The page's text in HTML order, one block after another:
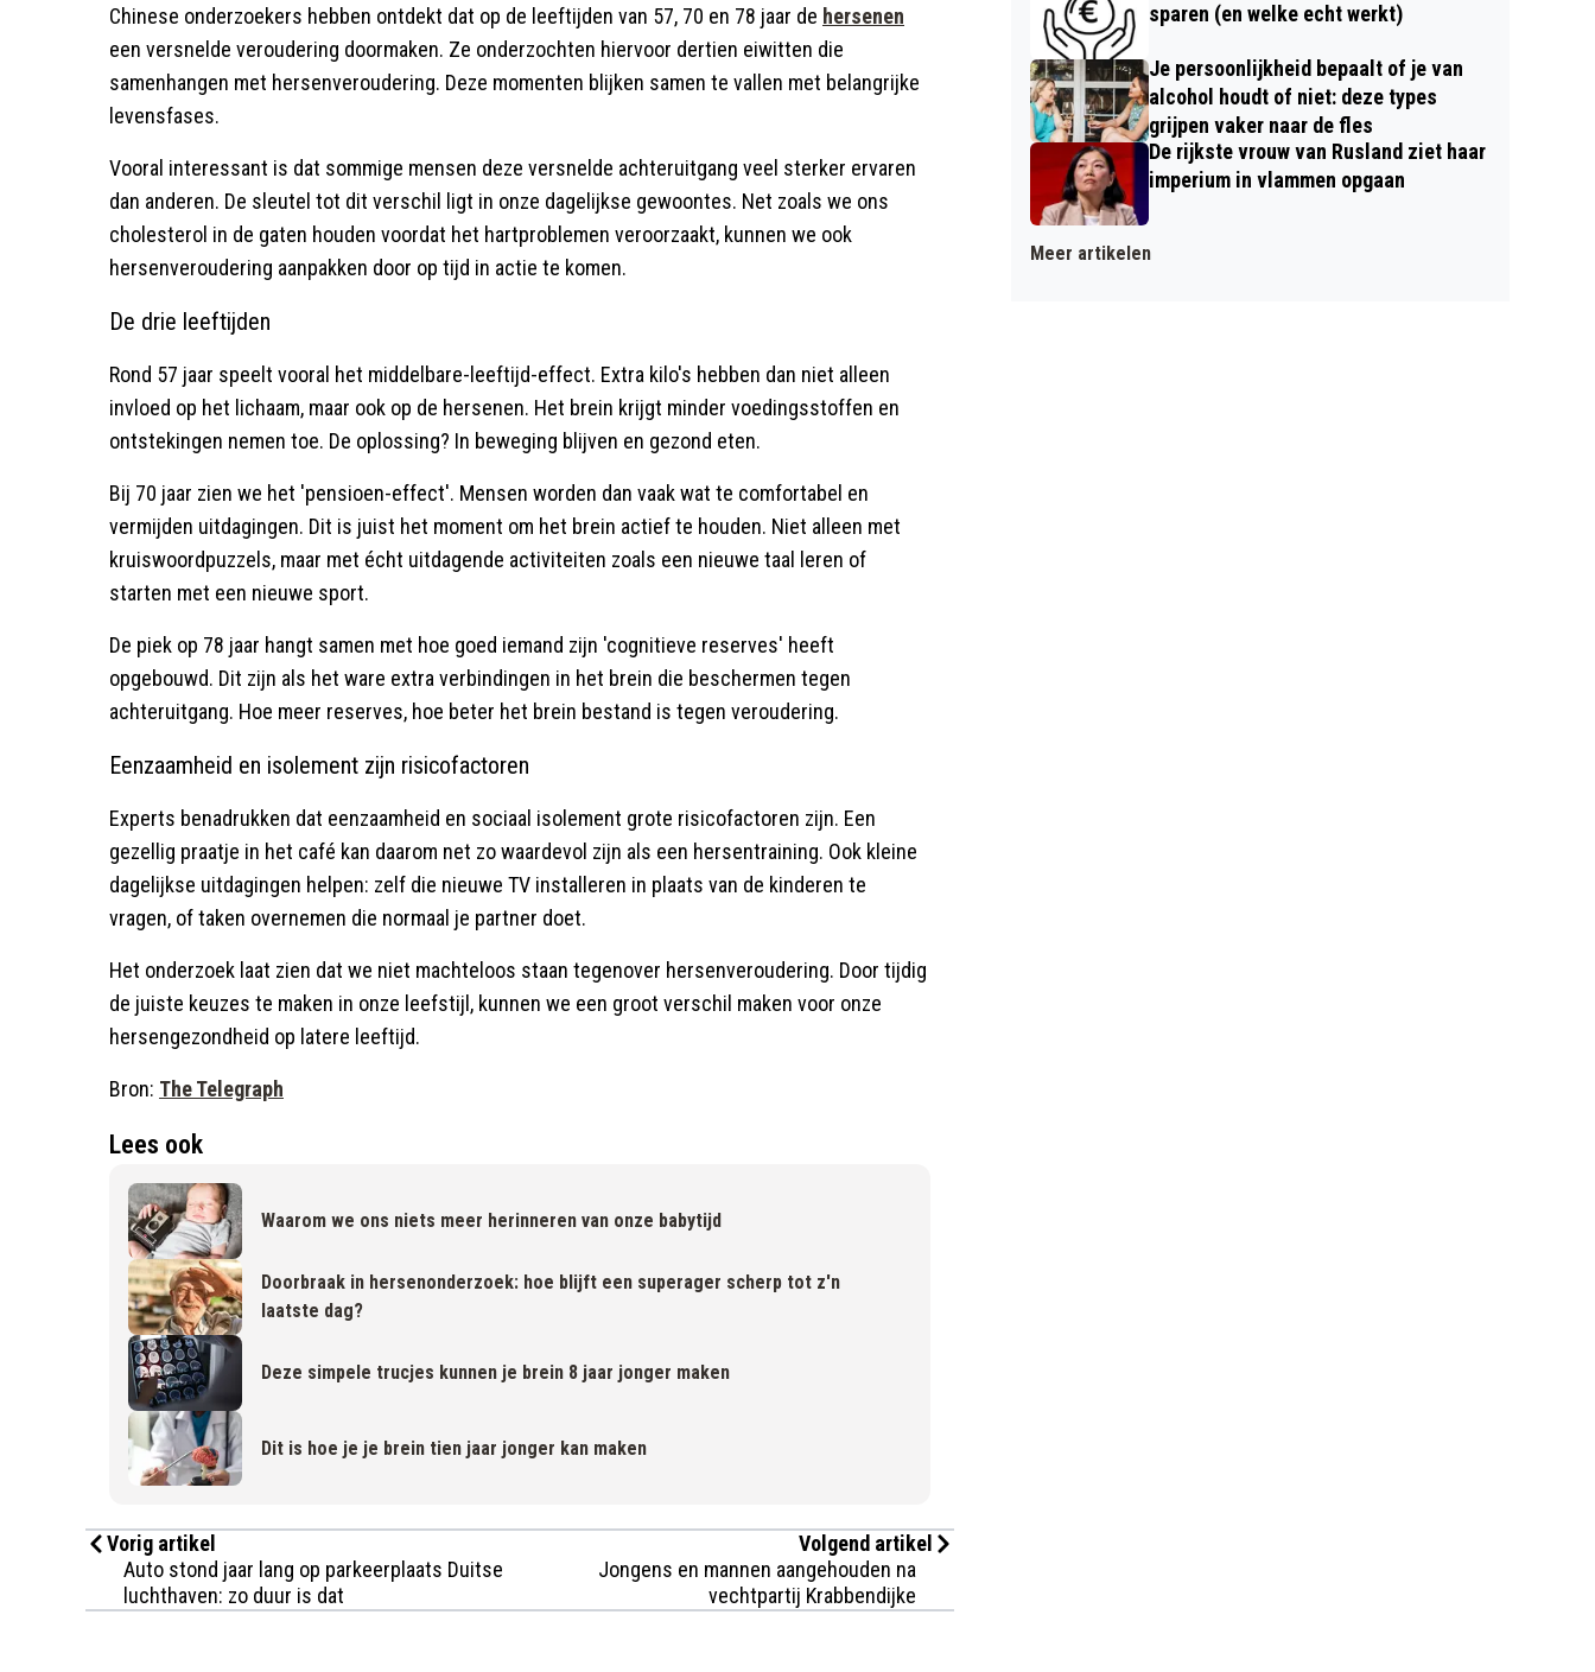
Chinese onderzoekers hebben ontdekt dat op de leeftijden van 57, 70 en 78 jaar de hersenen
een versnelde veroudering doormaken. Ze onderzochten hiervoor dertien eiwitten die
samenhangen met hersenveroudering. Deze momenten blijken samen te vallen met belangrijke
levensfases.
Vooral interessant is dat sommige mensen deze versnelde achteruitgang veel sterker ervaren
dan anderen. De sleutel tot dit verschil ligt in onze dagelijkse gewoontes. Net zoals we ons
cholesterol in de gaten houden voordat het hartproblemen veroorzaakt, kunnen we ook
hersenveroudering aanpakken door op tijd in actie te komen.
De drie leeftijden
Rond 57 jaar speelt vooral het middelbare-leeftijd-effect. Extra kilo's hebben dan niet alleen
invloed op het lichaam, maar ook op de hersenen. Het brein krijgt minder voedingsstoffen en
ontstekingen nemen toe. De oplossing? In beweging blijven en gezond eten.
Bij 70 jaar zien we het 'pensioen-effect'. Mensen worden dan vaak wat te comfortabel en
vermijden uitdagingen. Dit is juist het moment om het brein actief te houden. Niet alleen met
kruiswoordpuzzels, maar met écht uitdagende activiteiten zoals een nieuwe taal leren of
starten met een nieuwe sport.
De piek op 78 jaar hangt samen met hoe goed iemand zijn 'cognitieve reserves' heeft
opgebouwd. Dit zijn als het ware extra verbindingen in het brein die beschermen tegen
achteruitgang. Hoe meer reserves, hoe beter het brein bestand is tegen veroudering.
Eenzaamheid en isolement zijn risicofactoren
Experts benadrukken dat eenzaamheid en sociaal isolement grote risicofactoren zijn. Een
gezellig praatje in het café kan daarom net zo waardevol zijn als een hersentraining. Ook kleine
dagelijkse uitdagingen helpen: zelf die nieuwe TV installeren in plaats van de kinderen te
vragen, of taken overnemen die normaal je partner doet.
Het onderzoek laat zien dat we niet machteloos staan tegenover hersenveroudering. Door tijdig
de juiste keuzes te maken in onze leefstijl, kunnen we een groot verschil maken voor onze
hersengezondheid op latere leeftijd.
Bron: The Telegraph
Lees ook
Waarom we ons niets meer herinneren van onze babytijd
Doorbraak in hersenonderzoek: hoe blijft een superager scherp tot z'n
laatste dag?
Deze simpele trucjes kunnen je brein 8 jaar jonger maken
Dit is hoe je je brein tien jaar jonger kan maken
Vorig artikel
Auto stond jaar lang op parkeerplaats Duitse
luchthaven: zo duur is dat
Volgend artikel
Jongens en mannen aangehouden na
vechtpartij Krabbendijke
sparen (en welke echt werkt)
Je persoonlijkheid bepaalt of je van
alcohol houdt of niet: deze types
grijpen vaker naar de fles
De rijkste vrouw van Rusland ziet haar
imperium in vlammen opgaan
Meer artikelen